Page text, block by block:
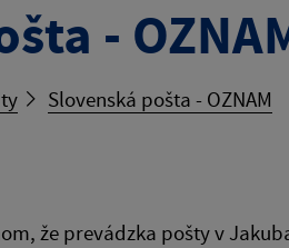
-
Slovenská pošta - OZNAM
že prevádzka pošty v